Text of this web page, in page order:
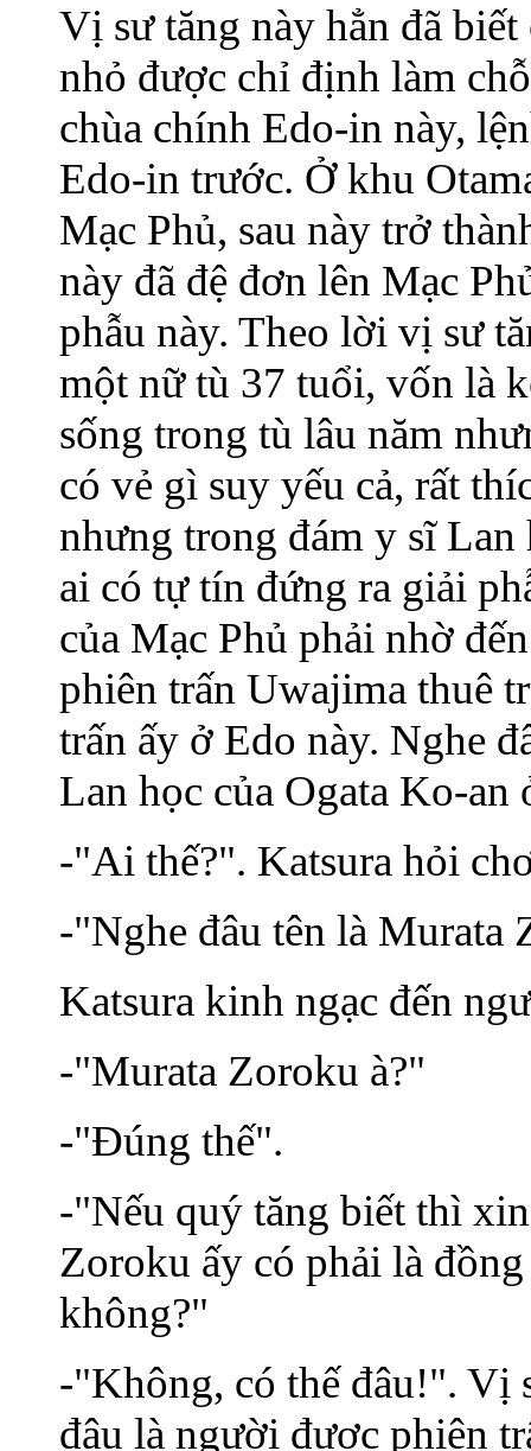
Vị sư tăng này hẳn đã
nhỏ được chỉ định làm
chùa chính Edo-in này,
Edo-in trước. Ở khu
Mạc Phủ, sau này trở
này đã đệ đơn lên Mạc
phẫu này. Theo lời vị sư
một nữ tù 37 tuổi, vốn là
sống trong tù lâu năm
có vẻ gì suy yếu cả, rất
nhưng trong đám y sĩ
ai có tự tín đứng ra giải
của Mạc Phủ phải nhờ
phiên trấn Uwajima thuê
trấn ấy ở Edo này. Nghe
Lan học của Ogata Ko-an
-"Ai thế?". Katsura hỏi
-"Nghe đâu tên là Murata
Katsura kinh ngạc đến
-"Murata Zoroku à?"
-"Đúng thế".
-"Nếu quý tăng biết thì
Zoroku ấy có phải là
không?"
-"Không, có thế đâu!". Vị
đâu là người được phiên